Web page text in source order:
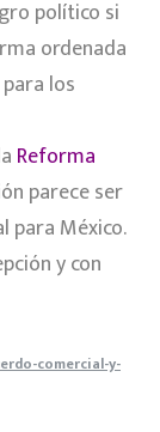
político si
ordenada
los
Reforma
parece ser
para México.
y con
comercial-y-